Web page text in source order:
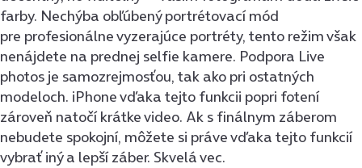
farby. Nechýba obľúbený portrétovací mód
pre profesionálne vyzerajúce portréty, tento režim však
nenájdete na prednej selfie kamere. Podpora Live
photos je samozrejmosťou, tak ako pri ostatných
modeloch. iPhone vďaka tejto funkcii popri fotení
zároveň natočí krátke video. Ak s finálnym záberom
nebudete spokojní, môžete si práve vďaka tejto funkcií
vybrať iný a lepší záber. Skvelá vec.